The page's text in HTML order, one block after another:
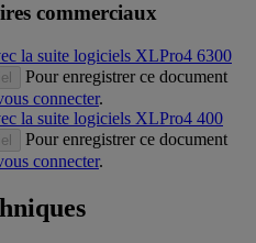
commerciaux
la suite logiciels XLPro4 6300
Pour enregistrer ce document
connecter.
la suite logiciels XLPro4 400
Pour enregistrer ce document
connecter.